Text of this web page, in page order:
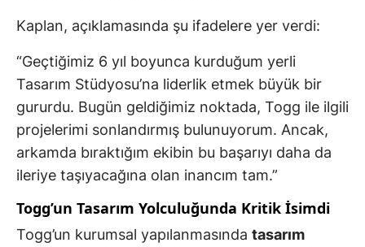
Kaplan, açıklamasında şu ifadelere yer verdi:
“Geçtiğimiz 6 yıl boyunca kurduğum yerli
Tasarım Stüdyosu’na liderlik etmek büyük bir
gururdu. Bugün geldiğimiz noktada, Togg ile ilgili
projelerimi sonlandırmış bulunuyorum. Ancak,
arkamda bıraktığım ekibin bu başarıyı daha da
ileriye taşıyacağına olan inancım tam.”
Togg’un Tasarım Yolculuğunda Kritik İsimdi
Togg’un kurumsal yapılanmasında tasarım